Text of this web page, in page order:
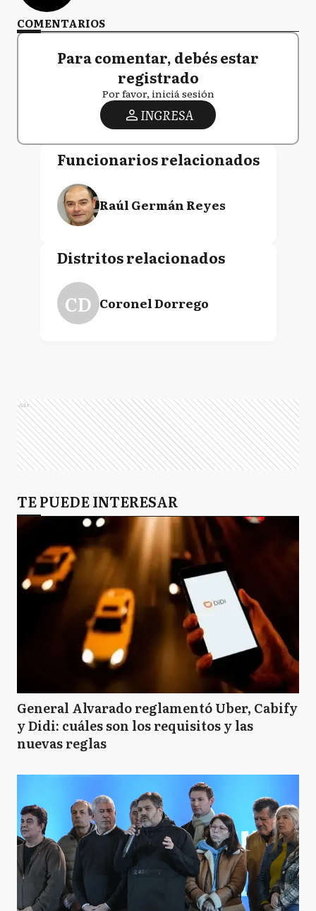
COMENTARIOS
Para comentar, debés estar
registrado
Por favor, iniciá sesión
INGRESA
Funcionarios relacionados
Raúl Germán Reyes
Distritos relacionados
CD Coronel Dorrego
Ads
TE PUEDE INTERESAR
General Alvarado reglamentó Uber, Cabify
y Didi: cuáles son los requisitos y las
nuevas reglas